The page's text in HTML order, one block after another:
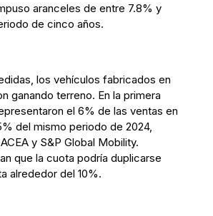
aranceles de entre 7.8% y
de cinco años.
los vehículos fabricados en
ganando terreno. En la primera
el 6% de las ventas en
del mismo periodo de 2024,
y S&P Global Mobility.
que la cuota podría duplicarse
alrededor del 10%.